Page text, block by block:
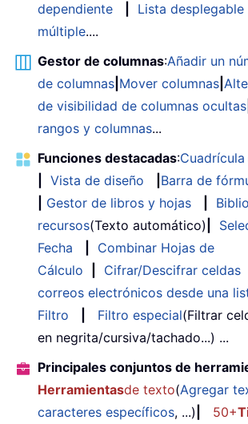
dependiente
Lista
múltiple....
Gestor de columnas:Añadir un
de columnas Mover columnas
de visibilidad de columnas ocultas
rangos y columnas...
Funciones destacadas:
Vista de diseño
Barra de
Gestor de libros y hojas
recursos(Texto automático)
Fecha
Combinar Hojas de
Cálculo
Cifrar/Descifrar celdas
correos electrónicos desde una
Filtro
Filtro especial(Filtrar
en negrita/cursiva/tachado...) ...
Principales conjuntos de
Herramientasde texto(Agregar
caracteres específicos, ...) 50+